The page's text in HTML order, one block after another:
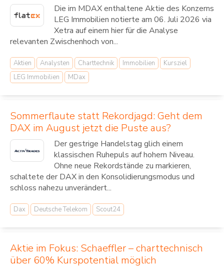
Die im MDAX enthaltene Aktie des Konzerns
LEG Immobilien notierte am 06. Juli 2026 via
Xetra auf einem hier für die Analyse
relevanten Zwischenhoch von...
Aktien Analysten Charttechnik Immobilien
Kursziel
LEG Immobilien
MDax
Sommerflaute statt Rekordjagd: Geht dem
DAX im August jetzt die Puste aus?
Der gestrige Handelstag glich einem
klassischen Ruhepuls auf hohem Niveau.
Ohne neue Rekordstände zu markieren,
schaltete der DAX in den Konsolidierungsmodus und
schloss nahezu unverändert...
Dax Deutsche Telekom Scout24
Aktie im Fokus: Schaeffler – charttechnisch
über 60% Kurspotential möglich